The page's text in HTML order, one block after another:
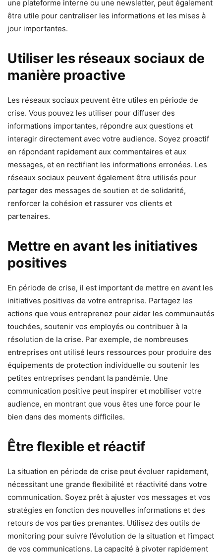
une plateforme interne ou une newsletter, peut également
être utile pour centraliser les informations et les mises à
jour importantes.
Utiliser les réseaux sociaux de
manière proactive
Les réseaux sociaux peuvent être utiles en période de
crise. Vous pouvez les utiliser pour diffuser des
informations importantes, répondre aux questions et
interagir directement avec votre audience. Soyez proactif
en répondant rapidement aux commentaires et aux
messages, et en rectifiant les informations erronées. Les
réseaux sociaux peuvent également être utilisés pour
partager des messages de soutien et de solidarité,
renforcer la cohésion et rassurer vos clients et
partenaires.
Mettre en avant les initiatives
positives
En période de crise, il est important de mettre en avant les
initiatives positives de votre entreprise. Partagez les
actions que vous entreprenez pour aider les communautés
touchées, soutenir vos employés ou contribuer à la
résolution de la crise. Par exemple, de nombreuses
entreprises ont utilisé leurs ressources pour produire des
équipements de protection individuelle ou soutenir les
petites entreprises pendant la pandémie. Une
communication positive peut inspirer et mobiliser votre
audience, en montrant que vous êtes une force pour le
bien dans des moments difficiles.
Être flexible et réactif
La situation en période de crise peut évoluer rapidement,
nécessitant une grande flexibilité et réactivité dans votre
communication. Soyez prêt à ajuster vos messages et vos
stratégies en fonction des nouvelles informations et des
retours de vos parties prenantes. Utilisez des outils de
monitoring pour suivre l’évolution de la situation et l’impact
de vos communications. La capacité à pivoter rapidement